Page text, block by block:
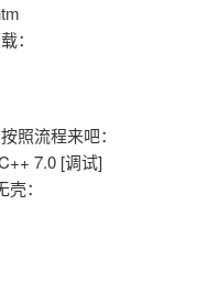
：
照流程来吧：
7.0 [调试]
：